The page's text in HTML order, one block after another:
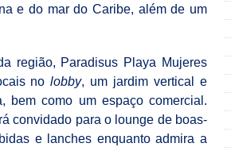
e do mar do Caribe, além de um
região, Paradisus Playa Mujeres
nolobby, um jardim vertical e
bem como um espaço comercial.
convidado para o lounge de boas-
e lanches enquanto admira a